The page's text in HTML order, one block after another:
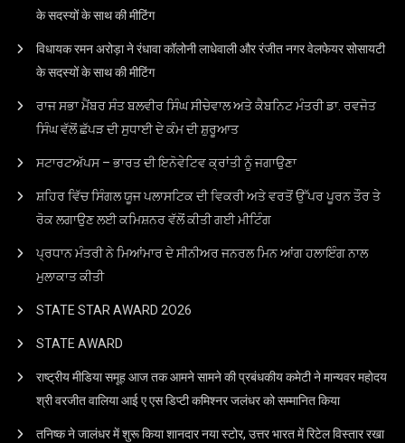
के सदस्यों के साथ की मीटिंग
विधायक रमन अरोड़ा ने रंधावा कॉलोनी लाधेवाली और रंजीत नगर वेलफेयर सोसायटी
के सदस्यों के साथ की मीटिंग
ਰਾਜ ਸਭਾ ਮੈਂਬਰ ਸੰਤ ਬਲਵੀਰ ਸਿੰਘ ਸੀਚੇਵਾਲ ਅਤੇ ਕੈਬਨਿਟ ਮੰਤਰੀ ਡਾ. ਰਵਜੋਤ
ਸਿੰਘ ਵੱਲੋਂ ਛੱਪੜ ਦੀ ਸੁਧਾਈ ਦੇ ਕੰਮ ਦੀ ਸ਼ੁਰੂਆਤ
ਸਟਾਰਟਅੱਪਸ – ਭਾਰਤ ਦੀ ਇਨੋਵੇਟਿਵ ਕ੍ਰਾਂਤੀ ਨੂੰ ਜਗਾਉਣਾ
ਸ਼ਹਿਰ ਵਿੱਚ ਸਿੰਗਲ ਯੂਜ ਪਲਾਸਟਿਕ ਦੀ ਵਿਕਰੀ ਅਤੇ ਵਰਤੋਂ ਉੱਪਰ ਪੂਰਨ ਤੌਰ ਤੇ
ਰੋਕ ਲਗਾਉਣ ਲਈ ਕਮਿਸ਼ਨਰ ਵੱਲੋਂ ਕੀਤੀ ਗਈ ਮੀਟਿੰਗ
ਪ੍ਰਧਾਨ ਮੰਤਰੀ ਨੇ ਮਿਆਂਮਾਰ ਦੇ ਸੀਨੀਅਰ ਜਨਰਲ ਮਿਨ ਆਂਗ ਹਲਾਇੰਗ ਨਾਲ
ਮੁਲਾਕਾਤ ਕੀਤੀ
STATE STAR AWARD 2O26
STATE AWARD
राष्ट्रीय मीडिया समूह आज तक आमने सामने की प्रबंधकीय कमेटी ने मान्यवर महोदय
श्री वरजीत वालिया आई ए एस डिप्टी कमिश्नर जलंधर को सम्मानित किया
तनिष्क ने जालंधर में शुरू किया शानदार नया स्टोर, उत्तर भारत में रिटेल विस्तार रखा